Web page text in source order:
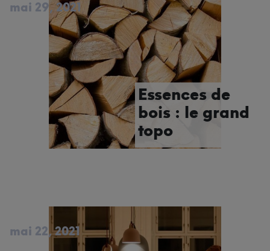
Essences de
bois : le grand
topo
mai 29, 2021
mai 22, 2021